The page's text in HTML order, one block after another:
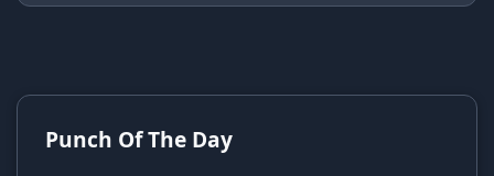
Punch Of The Day